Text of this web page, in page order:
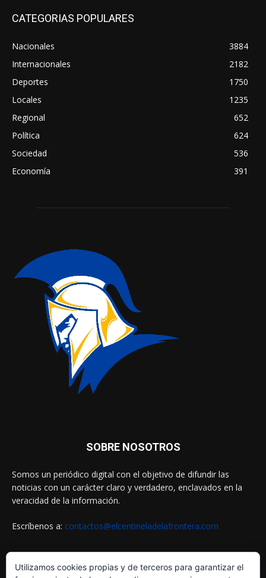
CATEGORIAS POPULARES
Nacionales
3884
Internacionales
2182
Deportes
1750
Locales
1235
Regional
652
Política
624
Sociedad
536
Economía
391
SOBRE NOSOTROS
Somos un periódico digital con el objetivo de difundir las
noticias con un carácter claro y verdadero, enclavados en la
veracidad de la información.
Escríbenos a: contactos@elcentineladelafrontera.com
SIGUENOS EN
Utilizamos cookies propias y de terceros para garantizar el